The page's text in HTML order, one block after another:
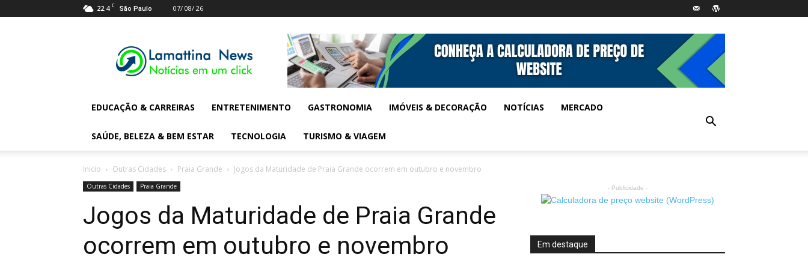
22.4 C São Paulo 07/ 08/ 26
Digital
News
EDUCAÇÃO & CARREIRAS ENTRETENIMENTO GASTRONOMIA IMÓVEIS & DECORAÇÃO NOTÍCIAS MERCADO
SAÚDE, BELEZA & BEM ESTAR TECNOLOGIA TURISMO & VIAGEM
Inicio Outras Cidades Praia Grande Jogos da Maturidade de Praia Grande ocorrem em outubro e novembro
Outras Cidades Praia Grande
Jogos da Maturidade de Praia Grande
ocorrem em outubro e novembro
- Publicidade -
Em destaque